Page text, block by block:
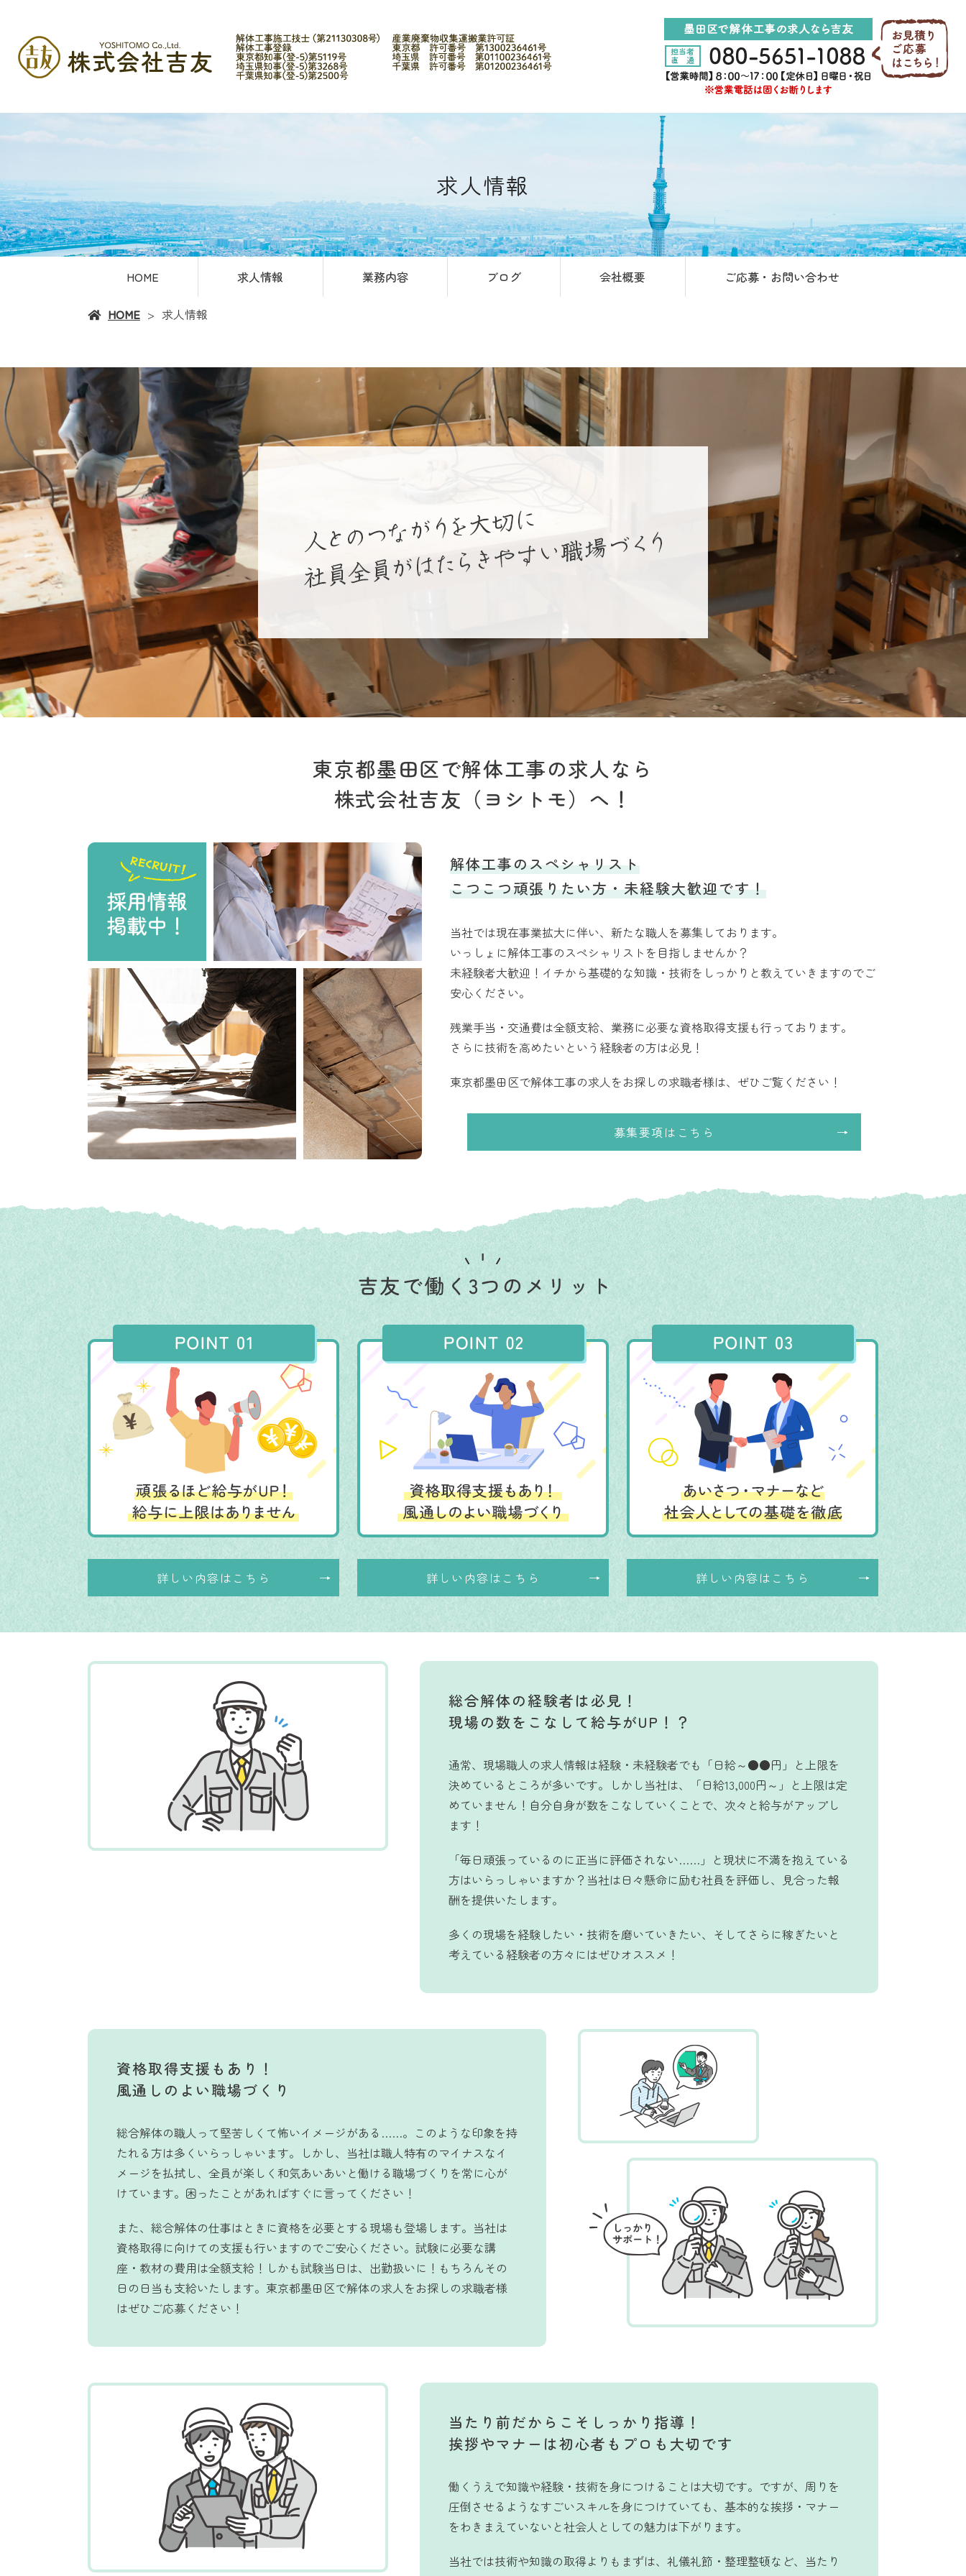
求人情報
HOME 求人情報 業務内容 ブログ 会社概要 ご応募・お問い合わせ
HOME 求人情報
東京都墨田区で解体工事の求人なら
株式会社吉友（ヨシトモ）へ！
解体工事のスペシャリスト
こつこつ頑張りたい方・未経験大歓迎です！
当社では現在事業拡大に伴い、新たな職人を募集しております。
いっしょに解体工事のスペシャリストを目指しませんか？
未経験者大歓迎！イチから基礎的な知識・技術をしっかりと教えていきますのでご
安心ください。
残業手当・交通費は全額支給、業務に必要な資格取得支援も行っております。
さらに技術を高めたいという経験者の方は必見！
東京都墨田区で解体工事の求人をお探しの求職者様は、ぜひご覧ください！
募集要項はこちら
詳しい内容はこちら 詳しい内容はこちら 詳しい内容はこちら
総合解体の経験者は必見！
現場の数をこなして給与がUP！？
通常、現場職人の求人情報は経験・未経験者でも「日給～●●円」と上限を
決めているところが多いです。しかし当社は、「日給13,000円～」と上限は定
めていません！自分自身が数をこなしていくことで、次々と給与がアップし
ます！
「毎日頑張っているのに正当に評価されない……」と現状に不満を抱えている
方はいらっしゃいますか？当社は日々懸命に励む社員を評価し、見合った報
酬を提供いたします。
多くの現場を経験したい・技術を磨いていきたい、そしてさらに稼ぎたいと
考えている経験者の方々にはぜひオススメ！
資格取得支援もあり！
風通しのよい職場づくり​
総合解体の職人って堅苦しくて怖いイメージがある……。このような印象を持
たれる方は多くいらっしゃいます。しかし、当社は職人特有のマイナスなイ
メージを払拭し、全員が楽しく和気あいあいと働ける職場づくりを常に心が
けています。困ったことがあればすぐに言ってください！
また、総合解体の仕事はときに資格を必要とする現場も登場します。当社は
資格取得に向けての支援も行いますのでご安心ください。試験に必要な講
座・教材の費用は全額支給！しかも試験当日は、出勤扱いに！もちろんその
日の日当も支給いたします。東京都墨田区で解体の求人をお探しの求職者様
はぜひご応募ください！
当たり前だからこそしっかり指導！
挨拶やマナーは初心者もプロも大切です
働くうえで知識や経験・技術を身につけることは大切です。ですが、周りを
圧倒させるようなすごいスキルを身につけていても、基本的な挨拶・マナー
をわきまえていないと社会人としての魅力は下がります。
当社では技術や知識の取得よりもまずは、礼儀礼節・整理整頓など、当たり